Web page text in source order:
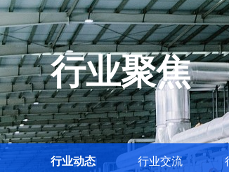
行业聚焦
行业动态 行业交流